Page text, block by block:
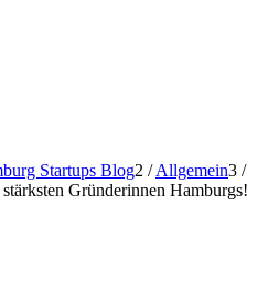
Startups Blog2 / Allgemein3 /
Gründerinnen Hamburgs!